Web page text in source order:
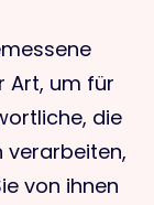
Art, um für
die
verarbeiten,
von ihnen